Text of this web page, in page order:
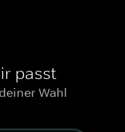
passt
Wahl